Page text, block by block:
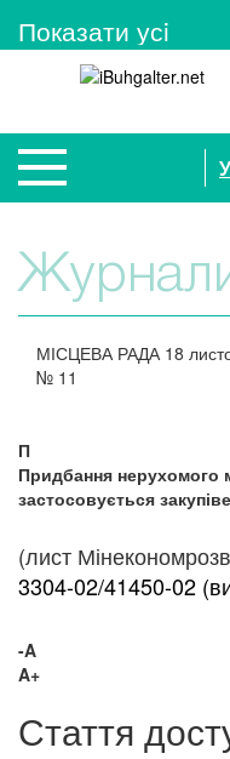
Показати усi
МІСЦЕВА РАДА 18
№ 11
П
Придбання нерухомого
застосовується
(лист
3304-02/41450-02
-A
A+
Стаття